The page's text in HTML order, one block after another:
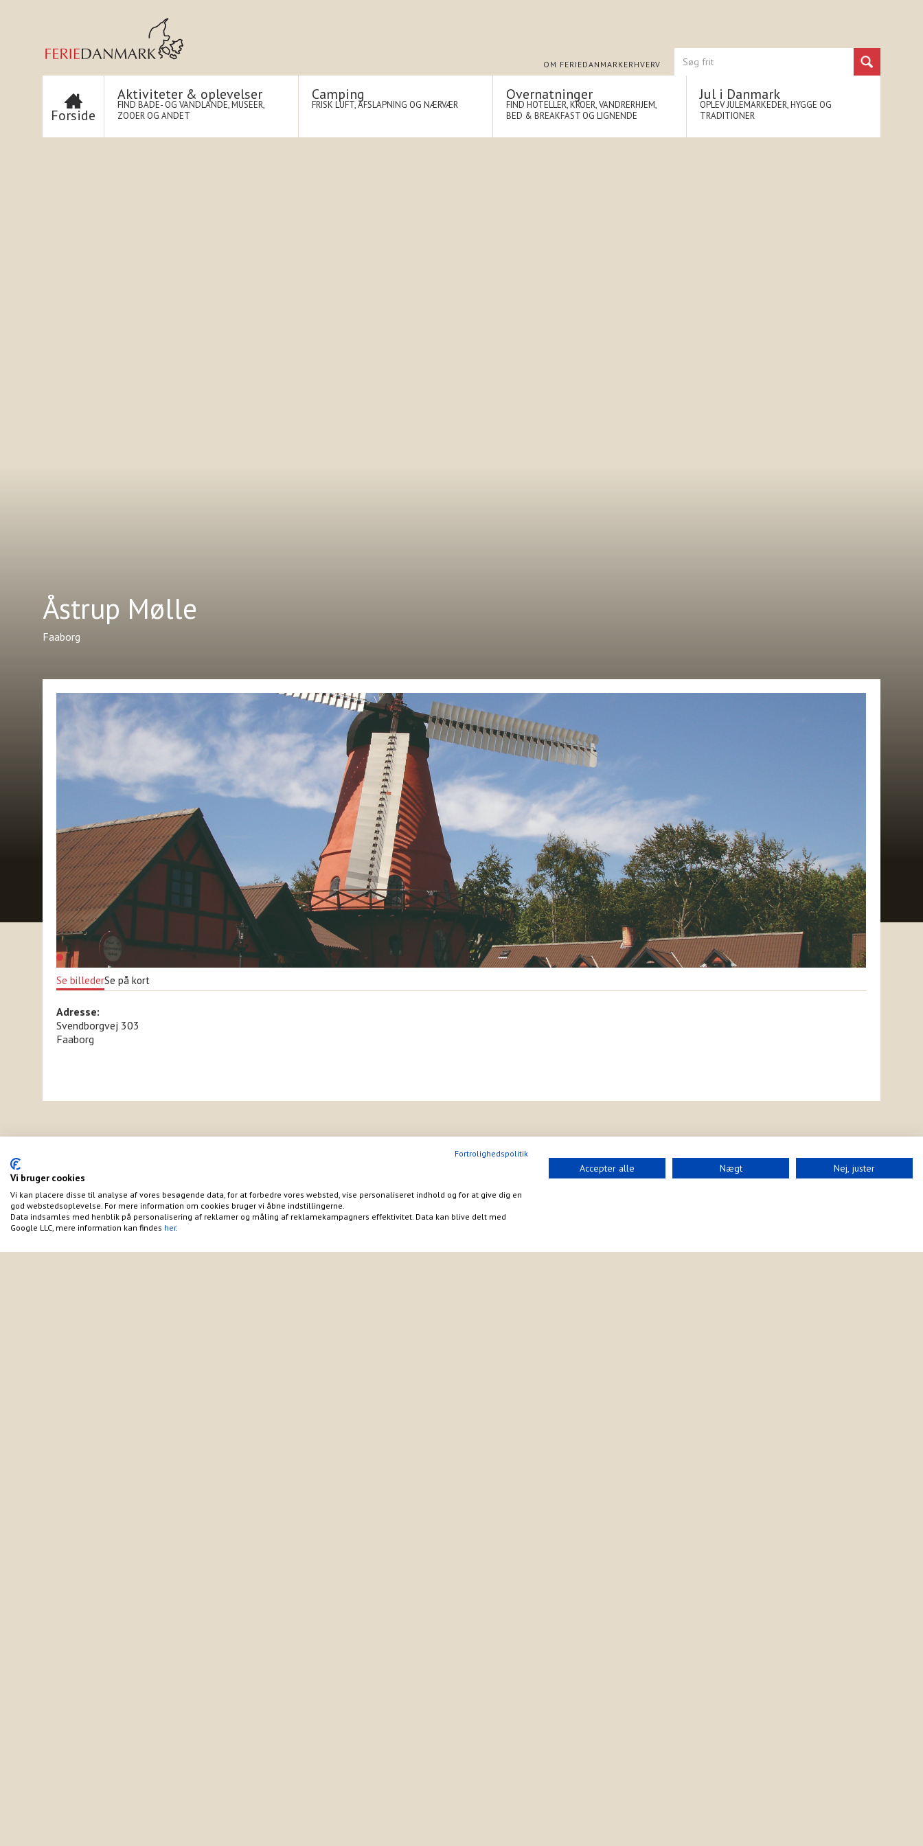
Fortrolighedspolitik
Vi bruger cookies
Vi kan placere disse til analyse af vores besøgende data, for at forbedre vores websted, vise personaliseret indhold og for at give dig en
god webstedsoplevelse. For mere information om cookies bruger vi åbne indstillingerne.
Data indsamles med henblik på personalisering af reklamer og måling af reklamekampagners effektivitet. Data kan blive delt med
Google LLC, mere information kan findes her.
Accepter alle Nægt Nej, juster
OM FERIEDANMARKERHVERV
Forside
Aktiviteter & oplevelser
FIND BADE- OG VANDLANDE, MUSEER,
ZOOER OG ANDET
Camping
FRISK LUFT, AFSLAPNING OG NÆRVÆR
Overnatninger
FIND HOTELLER, KROER, VANDRERHJEM,
BED & BREAKFAST OG LIGNENDE
Jul i Danmark
OPLEV JULEMARKEDER, HYGGE OG
TRADITIONER
Åstrup Mølle
Faaborg
Se billederSe på kort
Adresse:
Svendborgvej 303
Faaborg